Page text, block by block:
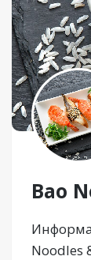
Bao
Noodles